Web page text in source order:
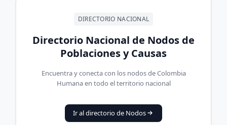
DIRECTORIO NACIONAL
Directorio Nacional de Nodos de
Poblaciones y Causas
Encuentra y conecta con los nodos de Colombia
Humana en todo el territorio nacional
Ir al directorio de Nodos